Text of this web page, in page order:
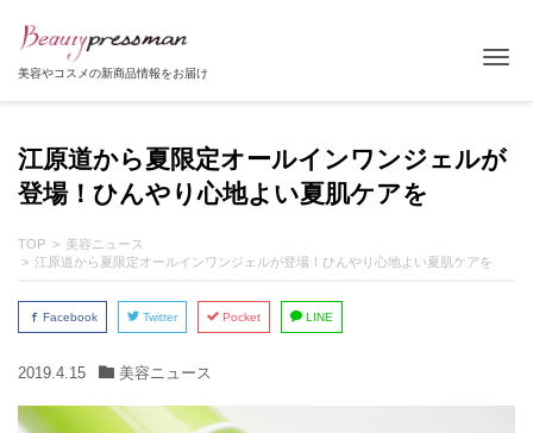
美容やコスメの新商品情報をお届け
江原道から夏限定オールインワンジェルが
登場！ひんやり心地よい夏肌ケアを
TOP
美容ニュース
江原道から夏限定オールインワンジェルが登場！ひんやり心地よい夏肌ケアを
Facebook Twitter Pocket LINE
2019.4.15 美容ニュース